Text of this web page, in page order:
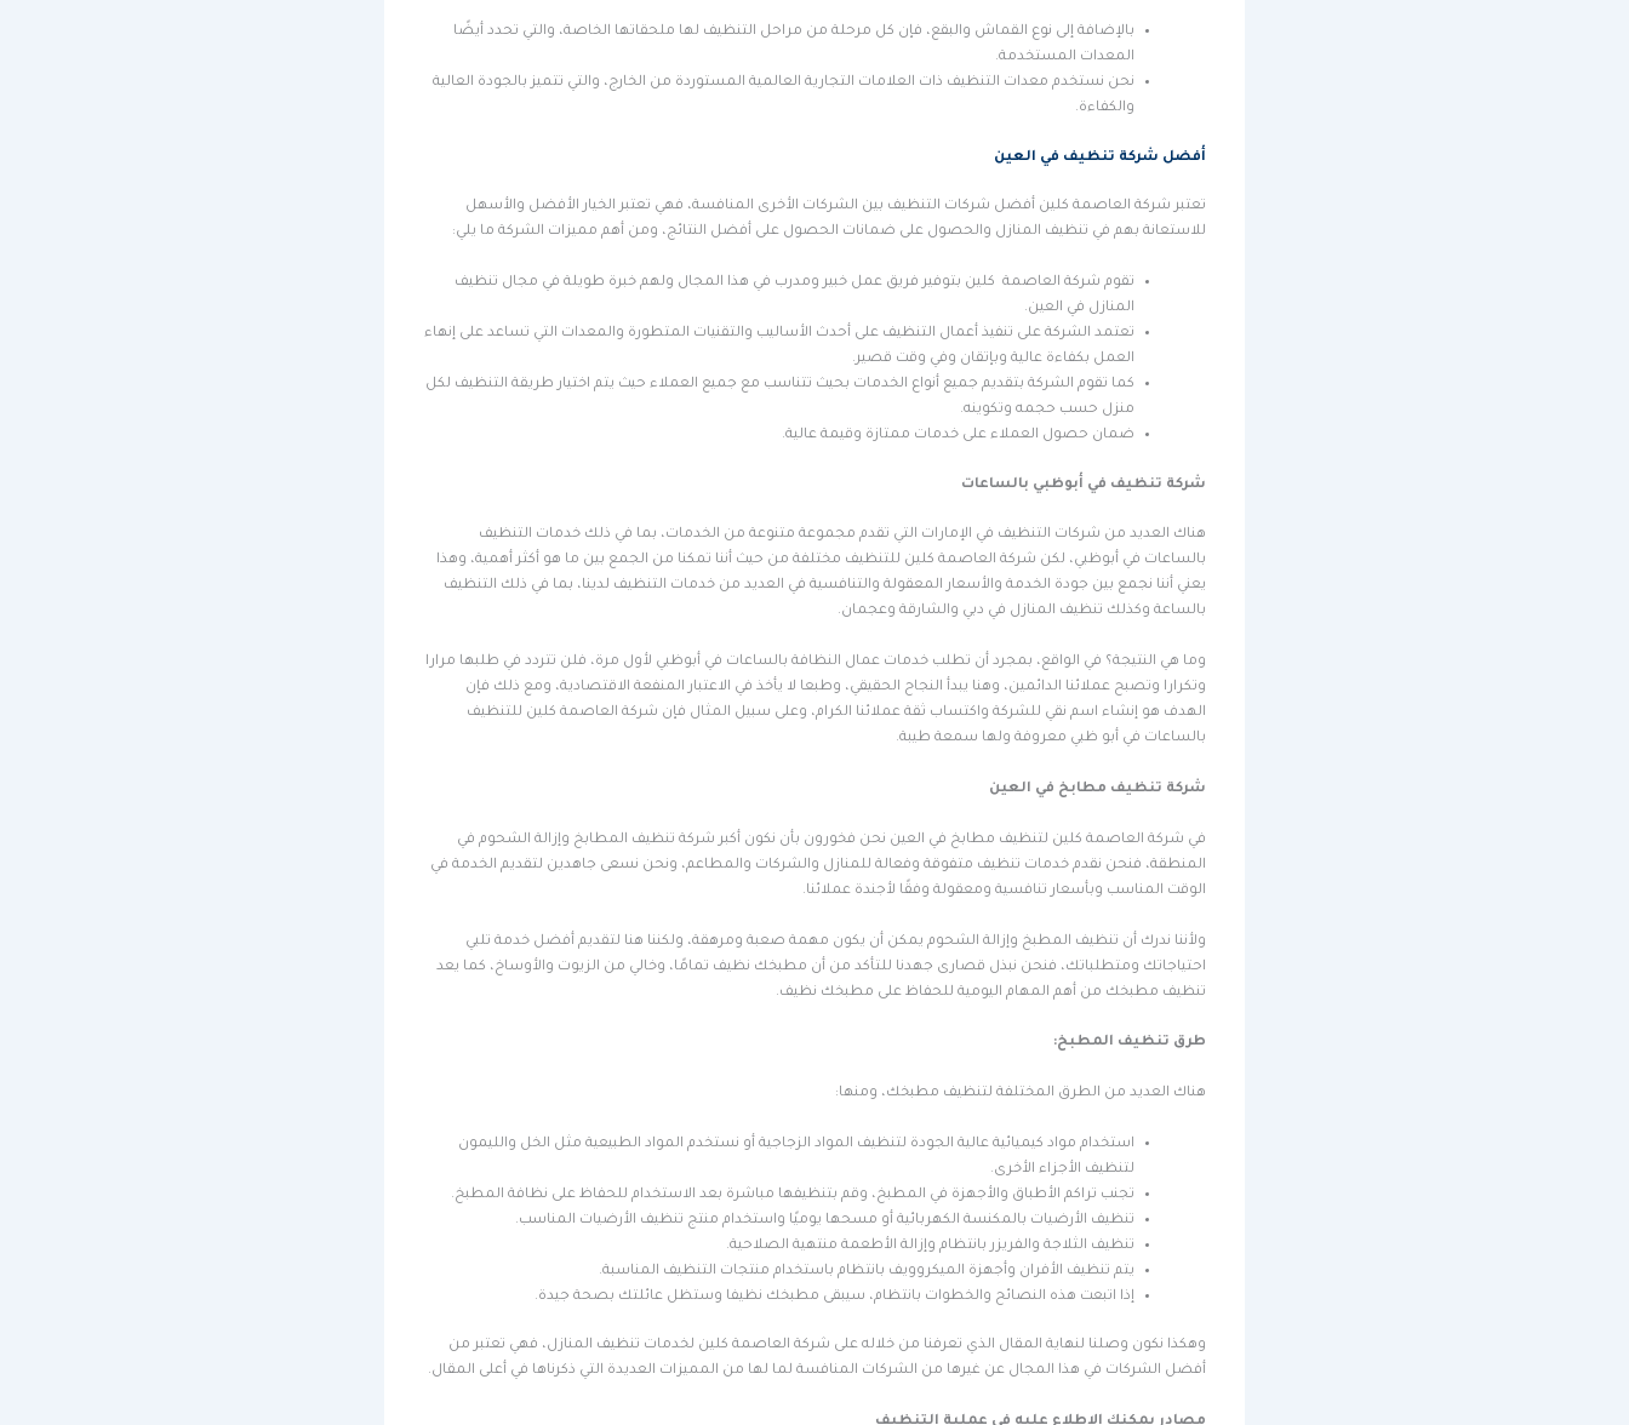
بالإضافة إلى نوع القماش والبقع، فإن كل مرحلة من مراحل التنظيف لها ملحقاتها الخاصة، والتي تحدد أيضًا
المعدات المستخدمة.
نحن نستخدم معدات التنظيف ذات العلامات التجارية العالمية المستوردة من الخارج، والتي تتميز بالجودة العالية
والكفاءة.
أفضل شركة تنظيف في العين
تعتبر شركة العاصمة كلين أفضل شركات التنظيف بين الشركات الأخرى المنافسة، فهي تعتبر الخيار الأفضل والأسهل
للاستعانة بهم في تنظيف المنازل والحصول على ضمانات الحصول على أفضل النتائج، ومن أهم مميزات الشركة ما يلي:
تقوم شركة العاصمة كلين بتوفير فريق عمل خبير ومدرب في هذا المجال ولهم خبرة طويلة في مجال تنظيف
المنازل في العين.
تعتمد الشركة على تنفيذ أعمال التنظيف على أحدث الأساليب والتقنيات المتطورة والمعدات التي تساعد على إنهاء
العمل بكفاءة عالية وبإتقان وفي وقت قصير.
كما تقوم الشركة بتقديم جميع أنواع الخدمات بحيث تتناسب مع جميع العملاء حيث يتم اختيار طريقة التنظيف لكل
منزل حسب حجمه وتكوينه.
ضمان حصول العملاء على خدمات ممتازة وقيمة عالية.
شركة تنظيف في أبوظبي بالساعات
هناك العديد من شركات التنظيف في الإمارات التي تقدم مجموعة متنوعة من الخدمات، بما في ذلك خدمات التنظيف
بالساعات في أبوظبي، لكن شركة العاصمة كلين للتنظيف مختلفة من حيث أننا تمكنا من الجمع بين ما هو أكثر أهمية، وهذا
يعني أننا نجمع بين جودة الخدمة والأسعار المعقولة والتنافسية في العديد من خدمات التنظيف لدينا، بما في ذلك التنظيف
بالساعة وكذلك تنظيف المنازل في دبي والشارقة وعجمان.
وما هي النتيجة؟ في الواقع، بمجرد أن تطلب خدمات عمال النظافة بالساعات في أبوظبي لأول مرة، فلن تتردد في طلبها مرارا
وتكرارا وتصبح عملائنا الدائمين، وهنا يبدأ النجاح الحقيقي، وطبعا لا يأخذ في الاعتبار المنفعة الاقتصادية، ومع ذلك فإن
الهدف هو إنشاء اسم نقي للشركة واكتساب ثقة عملائنا الكرام، وعلى سبيل المثال فإن شركة العاصمة كلين للتنظيف
بالساعات في أبو ظبي معروفة ولها سمعة طيبة.
شركة تنظيف مطابخ في العين
في شركة العاصمة كلين لتنظيف مطابخ في العين نحن فخورون بأن نكون أكبر شركة تنظيف المطابخ وإزالة الشحوم في
المنطقة، فنحن نقدم خدمات تنظيف متفوقة وفعالة للمنازل والشركات والمطاعم، ونحن نسعى جاهدين لتقديم الخدمة في
الوقت المناسب وبأسعار تنافسية ومعقولة وفقًا لأجندة عملائنا.
ولأننا ندرك أن تنظيف المطبخ وإزالة الشحوم يمكن أن يكون مهمة صعبة ومرهقة، ولكننا هنا لتقديم أفضل خدمة تلبي
احتياجاتك ومتطلباتك، فنحن نبذل قصارى جهدنا للتأكد من أن مطبخك نظيف تمامًا، وخالي من الزيوت والأوساخ، كما يعد
تنظيف مطبخك من أهم المهام اليومية للحفاظ على مطبخك نظيف.
طرق تنظيف المطبخ:
هناك العديد من الطرق المختلفة لتنظيف مطبخك، ومنها:
استخدام مواد كيميائية عالية الجودة لتنظيف المواد الزجاجية أو نستخدم المواد الطبيعية مثل الخل والليمون
لتنظيف الأجزاء الأخرى.
تجنب تراكم الأطباق والأجهزة في المطبخ، وقم بتنظيفها مباشرة بعد الاستخدام للحفاظ على نظافة المطبخ.
تنظيف الأرضيات بالمكنسة الكهربائية أو مسحها يوميًا واستخدام منتج تنظيف الأرضيات المناسب.
تنظيف الثلاجة والفريزر بانتظام وإزالة الأطعمة منتهية الصلاحية.
يتم تنظيف الأفران وأجهزة الميكروويف بانتظام باستخدام منتجات التنظيف المناسبة.
إذا اتبعت هذه النصائح والخطوات بانتظام، سيبقى مطبخك نظيفا وستظل عائلتك بصحة جيدة.
وهكذا نكون وصلنا لنهاية المقال الذي تعرفنا من خلاله على شركة العاصمة كلين لخدمات تنظيف المنازل، فهي تعتبر من
أفضل الشركات في هذا المجال عن غيرها من الشركات المنافسة لما لها من المميزات العديدة التي ذكرناها في أعلى المقال.